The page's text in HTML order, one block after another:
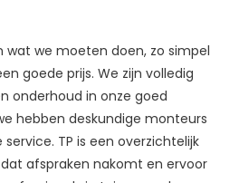
wat we moeten doen, zo simpel
goede prijs. We zijn volledig
onderhoud in onze goed
hebben deskundige monteurs
TP is een overzichtelijk
afspraken nakomt en ervoor